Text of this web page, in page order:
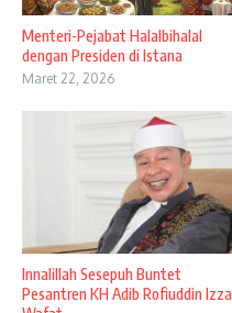
Menteri-Pejabat Halalbihalal
dengan Presiden di Istana
Maret 22, 2026
Innalillah Sesepuh Buntet
Pesantren KH Adib Rofiuddin Izza